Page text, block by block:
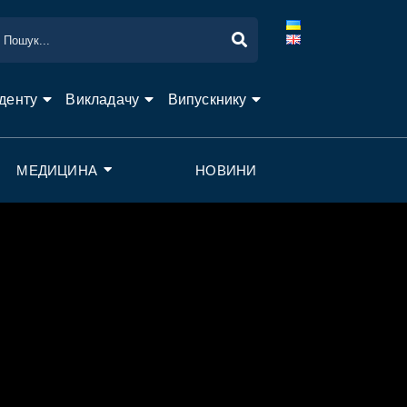
Викладачу Випускнику
МЕДИЦИНА НОВИНИ